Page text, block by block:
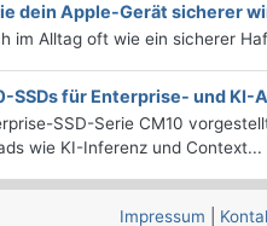
dein Apple-Gerät sicherer
im Alltag oft wie ein sicherer
SSDs für Enterprise- und KI-
SSD-Serie CM10
wie KI-Inferenz und Context...
Impressum